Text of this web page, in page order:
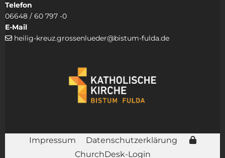
Telefon
06648 / 60 797 -0
E-Mail
 heilig-kreuz.grossenlueder@bistum-fulda.de
Impressum
Datenschutzerklärung
ChurchDesk-Login